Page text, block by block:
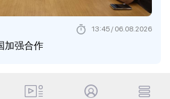
加强合作
13:45 / 06.08.2026